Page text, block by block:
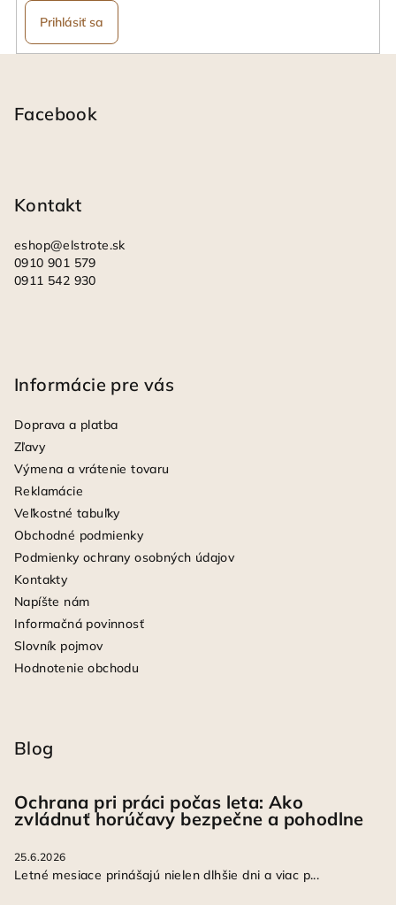
Prihlásiť sa
Facebook
Kontakt
eshop@elstrote.sk
0910 901 579
0911 542 930
Informácie pre vás
Doprava a platba
Zľavy
Výmena a vrátenie tovaru
Reklamácie
Veľkostné tabuľky
Obchodné podmienky
Podmienky ochrany osobných údajov
Kontakty
Napíšte nám
Informačná povinnosť
Slovník pojmov
Hodnotenie obchodu
Blog
Ochrana pri práci počas leta: Ako
zvládnuť horúčavy bezpečne a pohodlne
25.6.2026
Letné mesiace prinášajú nielen dlhšie dni a viac p...